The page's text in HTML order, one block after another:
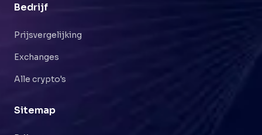
Bedrijf
Prijsvergelijking
Exchanges
Alle crypto's
Sitemap